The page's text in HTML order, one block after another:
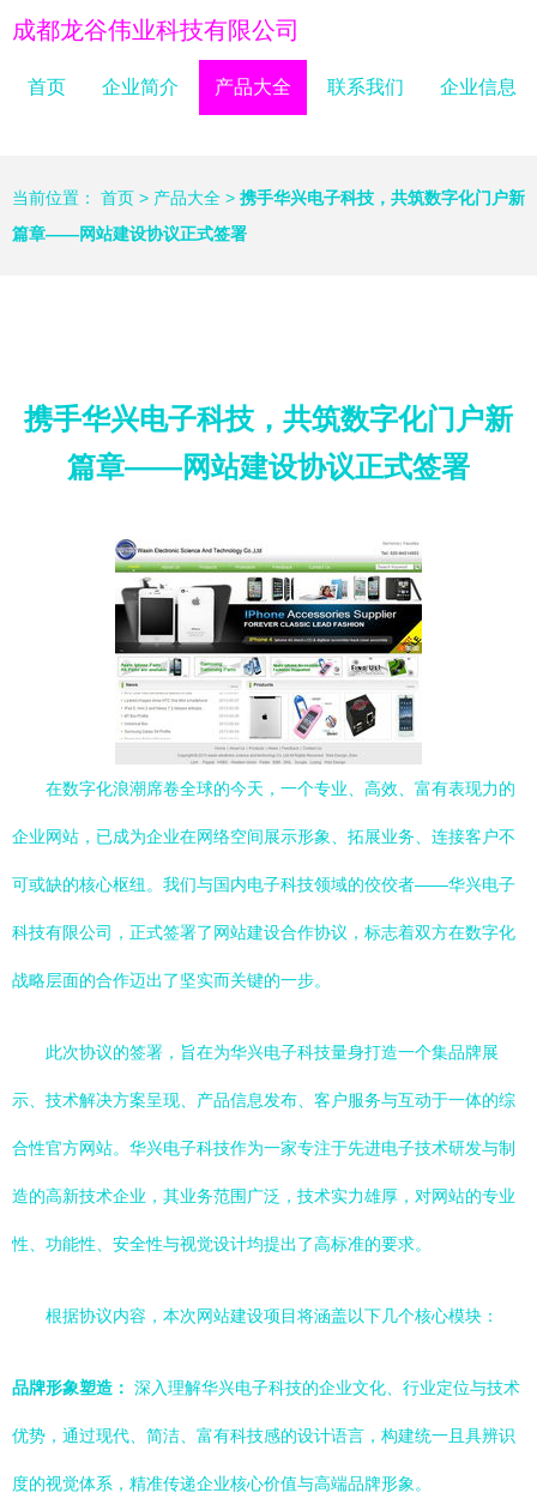
成都龙谷伟业科技有限公司
首页 企业简介 产品大全 联系我们 企业信息
当前位置： 首页 > 产品大全 > 携手华兴电子科技，共筑数字化门户新
篇章——网站建设协议正式签署
携手华兴电子科技，共筑数字化门户新
篇章——网站建设协议正式签署
在数字化浪潮席卷全球的今天，一个专业、高效、富有表现力的
企业网站，已成为企业在网络空间展示形象、拓展业务、连接客户不
可或缺的核心枢纽。我们与国内电子科技领域的佼佼者——华兴电子
科技有限公司，正式签署了网站建设合作协议，标志着双方在数字化
战略层面的合作迈出了坚实而关键的一步。
此次协议的签署，旨在为华兴电子科技量身打造一个集品牌展
示、技术解决方案呈现、产品信息发布、客户服务与互动于一体的综
合性官方网站。华兴电子科技作为一家专注于先进电子技术研发与制
造的高新技术企业，其业务范围广泛，技术实力雄厚，对网站的专业
性、功能性、安全性与视觉设计均提出了高标准的要求。
根据协议内容，本次网站建设项目将涵盖以下几个核心模块：
品牌形象塑造： 深入理解华兴电子科技的企业文化、行业定位与技术
优势，通过现代、简洁、富有科技感的设计语言，构建统一且具辨识
度的视觉体系，精准传递企业核心价值与高端品牌形象。